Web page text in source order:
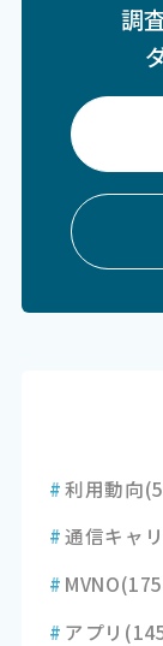
調
#利用動向
#通信キャ
# MVNO
# アプリ